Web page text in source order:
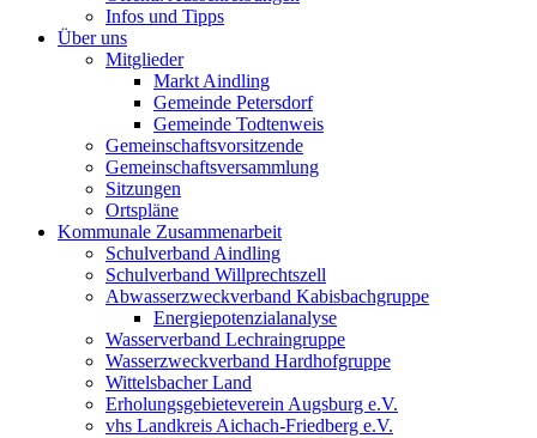
Infos und Tipps
Über uns
Mitglieder
Markt Aindling
Gemeinde Petersdorf
Gemeinde Todtenweis
Gemeinschaftsvorsitzende
Gemeinschaftsversammlung
Sitzungen
Ortspläne
Kommunale Zusammenarbeit
Schulverband Aindling
Schulverband Willprechtszell
Abwasserzweckverband Kabisbachgruppe
Energiepotenzialanalyse
Wasserverband Lechraingruppe
Wasserzweckverband Hardhofgruppe
Wittelsbacher Land
Erholungsgebieteverein Augsburg e.V.
vhs Landkreis Aichach-Friedberg e.V.